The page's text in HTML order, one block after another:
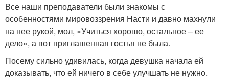
Все наши преподаватели были знакомы с
особенностями мировоззрения Насти и давно махнули
на нее рукой, мол, «Учиться хорошо, остальное – ее
дело», а вот приглашенная гостья не была.
Посему сильно удивилась, когда девушка начала ей
доказывать, что ей ничего в себе улучшать не нужно.